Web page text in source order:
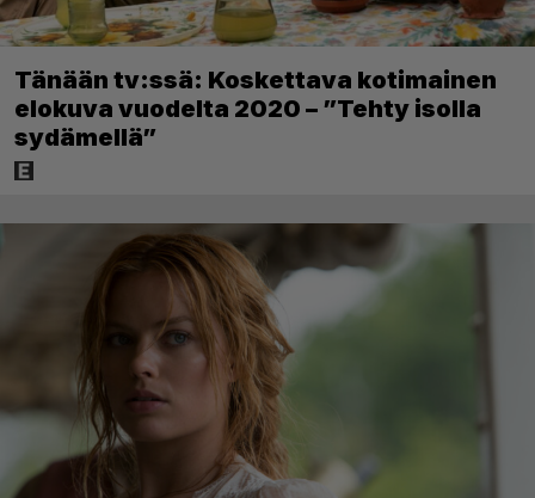
Tänään tv:ssä: Koskettava kotimainen
elokuva vuodelta 2020 – ”Tehty isolla
sydämellä”